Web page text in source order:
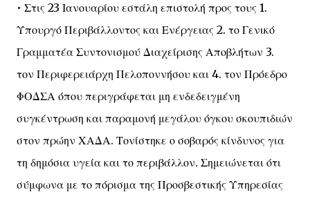
• Στις 23 Ιανουαρίου εστάλη επιστολή προς τους 1.
Υπουργό Περιβάλλοντος και Ενέργειας 2. το Γενικό
Γραμματέα Συντονισμού Διαχείρισης Αποβλήτων 3.
τον Περιφερειάρχη Πελοποννήσου και 4. τον Πρόεδρο
ΦΟΔΣΑ όπου περιγράφεται μη ενδεδειγμένη
συγκέντρωση και παραμονή μεγάλου όγκου σκουπιδιών
στον πρώην ΧΑΔΑ. Τονίστηκε ο σοβαρός κίνδυνος για
τη δημόσια υγεία και το περιβάλλον. Σημειώνεται ότι
σύμφωνα με το πόρισμα της Προσβεστικής Υπηρεσίας